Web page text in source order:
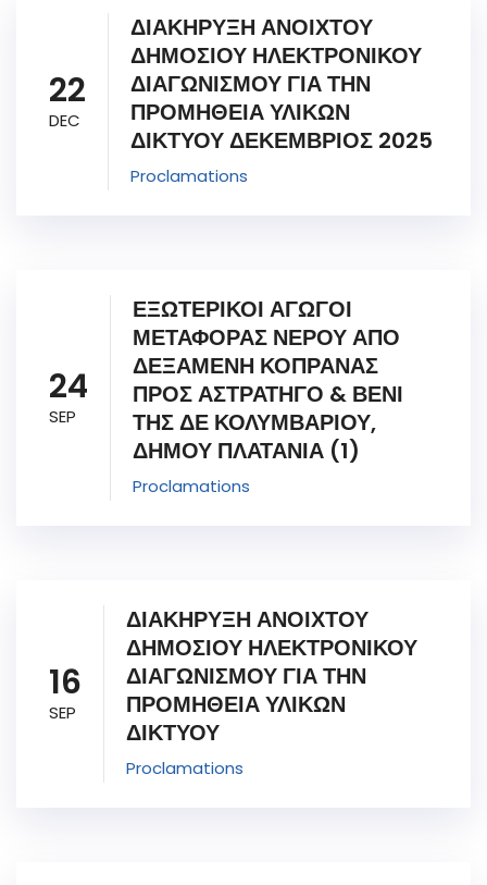
22
DEC
ΔΙΑΚΗΡΥΞΗ ΑΝΟΙΧΤΟΥ
ΔΗΜΟΣΙΟΥ ΗΛΕΚΤΡΟΝΙΚΟΥ
ΔΙΑΓΩΝΙΣΜΟΥ ΓΙΑ ΤΗΝ
ΠΡΟΜΗΘΕΙΑ ΥΛΙΚΩΝ
ΔΙΚΤΥΟΥ ΔΕΚΕΜΒΡΙΟΣ 2025
Proclamations
24
SEP
ΕΞΩΤΕΡΙΚΟΙ ΑΓΩΓΟΙ
ΜΕΤΑΦΟΡΑΣ ΝΕΡΟΥ ΑΠΟ
ΔΕΞΑΜΕΝΗ ΚΟΠΡΑΝΑΣ
ΠΡΟΣ ΑΣΤΡΑΤΗΓΟ & ΒΕΝΙ
ΤΗΣ ΔΕ ΚΟΛΥΜΒΑΡΙΟΥ,
ΔΗΜΟΥ ΠΛΑΤΑΝΙΑ (1)
Proclamations
16
SEP
ΔΙΑΚΗΡΥΞΗ ΑΝΟΙΧΤΟΥ
ΔΗΜΟΣΙΟΥ ΗΛΕΚΤΡΟΝΙΚΟΥ
ΔΙΑΓΩΝΙΣΜΟΥ ΓΙΑ ΤΗΝ
ΠΡΟΜΗΘΕΙΑ ΥΛΙΚΩΝ
ΔΙΚΤΥΟΥ
Proclamations